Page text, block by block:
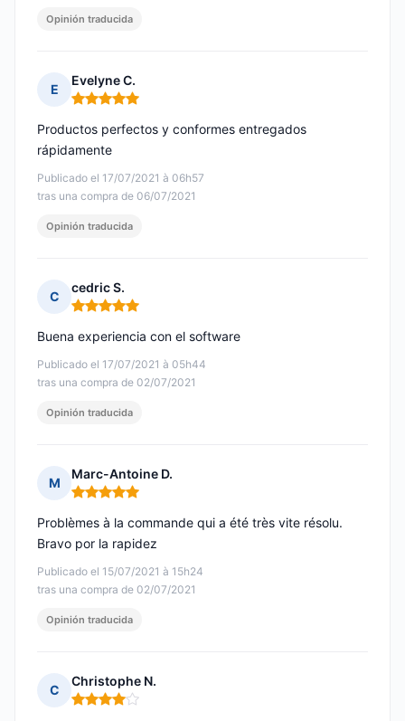
Opinión traducida
E
Evelyne C.
Nota: 5 de 5
Publicado el 17/07/2021 à 06h57
tras una compra de 06/07/2021
Productos perfectos y conformes entregados
rápidamente
Opinión traducida
C
cedric S.
Nota: 5 de 5
Publicado el 17/07/2021 à 05h44
tras una compra de 02/07/2021
Buena experiencia con el software
Opinión traducida
M
Marc-Antoine D.
Nota: 5 de 5
Publicado el 15/07/2021 à 15h24
tras una compra de 02/07/2021
Problèmes à la commande qui a été très vite résolu.
Bravo por la rapidez
Opinión traducida
C
Christophe N.
Nota: 4 de 5